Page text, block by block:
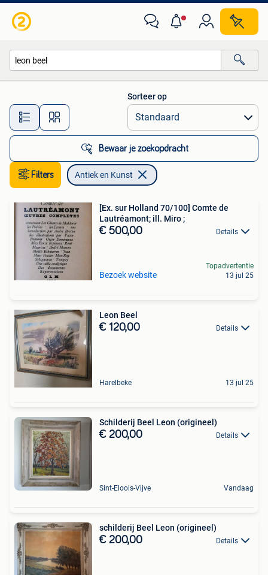
Alle afstanden…
Sorteer op
Bewaar je zoekopdracht
Filters Antiek en Kunst
[Ex. sur Holland 70/100] Comte de
Lautréamont; ill. Miro ;
€ 500,00 Details
Bezoek website
Topadvertentie
13 jul 25
Leon Beel
€ 120,00 Details
Harelbeke 13 jul 25
Schilderij Beel Leon (origineel)
€ 200,00 Details
Sint-Eloois-Vijve Vandaag
schilderij Beel Leon (origineel)
€ 200,00 Details